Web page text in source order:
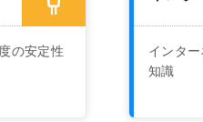
の安定性
インタ
知識